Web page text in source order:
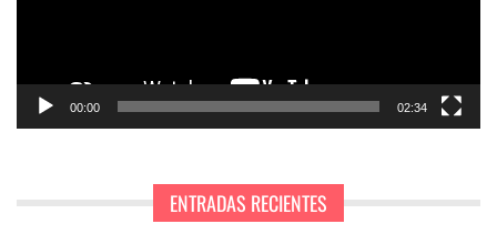
00:00 02:34
ENTRADAS RECIENTES